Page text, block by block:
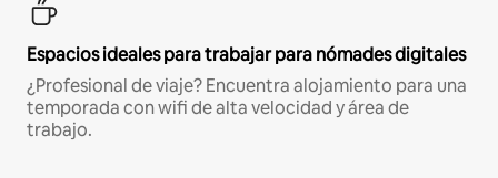
Espacios ideales para trabajar para nómades digitales
¿Profesional de viaje? Encuentra alojamiento para una
temporada con wifi de alta velocidad y área de
trabajo.